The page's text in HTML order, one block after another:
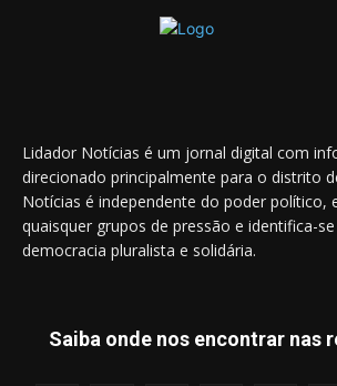
Lidador Notícias é um jornal digital com
direcionado principalmente para o distrito
Notícias é independente do poder político,
quaisquer grupos de pressão e identifica-
democracia pluralista e solidária.
Saiba onde nos encontrar nas